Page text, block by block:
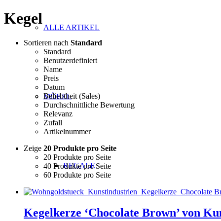
ALLE ARTIKEL
MÖBEL
REGALE
Kegel
Sortieren nach Standard
Standard
Benutzerdefiniert
Name
Preis
Datum
Beliebtheit (Sales)
Durchschnittliche Bewertung
Relevanz
Zufall
Artikelnummer
Zeige 20 Produkte pro Seite
20 Produkte pro Seite
40 Produkte pro Seite
60 Produkte pro Seite
Kegelkerze ‘Chocolate Brown’ von